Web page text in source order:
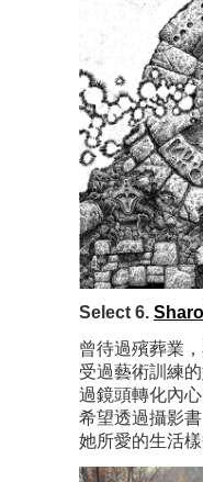
Select 6. Sharol
曾待過殯葬業
受過藝術訓練
過鏡頭轉化內
希望透過攝影
她所愛的生活樣